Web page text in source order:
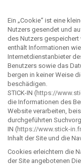
Ein „Cookie“ ist eine
Nutzers gesendet und
des Nutzers gespeichert
enthält Informationen
Internetdienstanbieter
Benutzers sowie das
bergen in keiner Weise
beschädigen.
STICK-IN (https://
die Informationen des
Website verarbeiten,
durchgeführten
IN (https://www.stick-in.fr
Inhalt der Site und die
Cookies erleichtern die
der Site angebotenen